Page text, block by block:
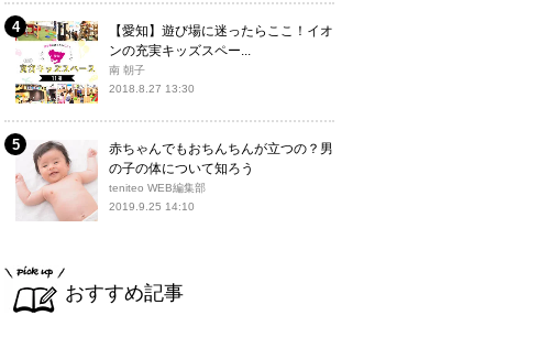
【愛知】遊び場に迷ったらここ！イオ
ンの充実キッズスペー...
南 朝子
2018.8.27 13:30
赤ちゃんでもおちんちんが立つの？男
の子の体について知ろう
teniteo WEB編集部
2019.9.25 14:10
おすすめ記事